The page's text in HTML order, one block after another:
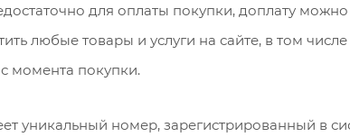
для оплаты покупки, доплату
любые товары и услуги на сайте, в том
с момента покупки.
уникальный номер, зарегистрированный в